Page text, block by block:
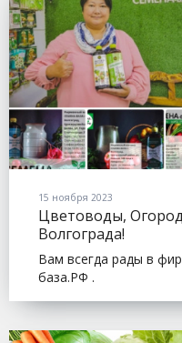
15 ноября 2023
Цветоводы,
Волгограда!
Вам всегда рады в
база.РФ .